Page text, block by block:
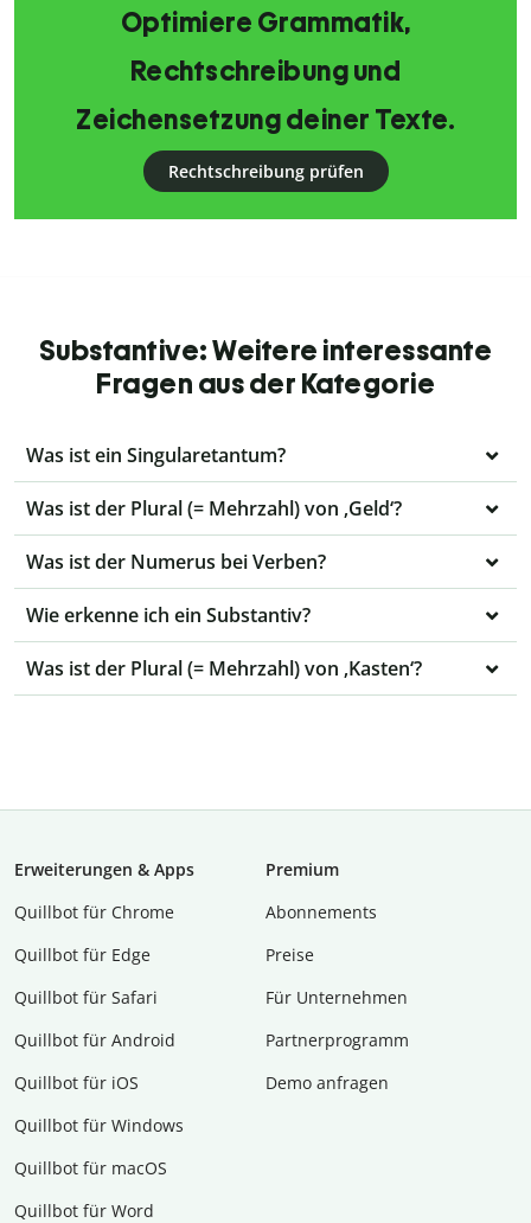
Optimiere Grammatik,
Rechtschreibung und
Zeichensetzung deiner Texte.
Rechtschreibung prüfen
Substantive: Weitere interessante
Fragen aus der Kategorie
Was ist ein Singularetantum?
Was ist der Plural (= Mehrzahl) von ‚Geld‘?
Was ist der Numerus bei Verben?
Wie erkenne ich ein Substantiv?
Was ist der Plural (= Mehrzahl) von ‚Kasten‘?
Erweiterungen & Apps
Quillbot für Chrome
Quillbot für Edge
Quillbot für Safari
Quillbot für Android
Quillbot für iOS
Quillbot für Windows
Quillbot für macOS
Quillbot für Word
Premium
Abon­ne­ments
Preise
Für Unternehmen
Partnerprogramm
Demo anfragen